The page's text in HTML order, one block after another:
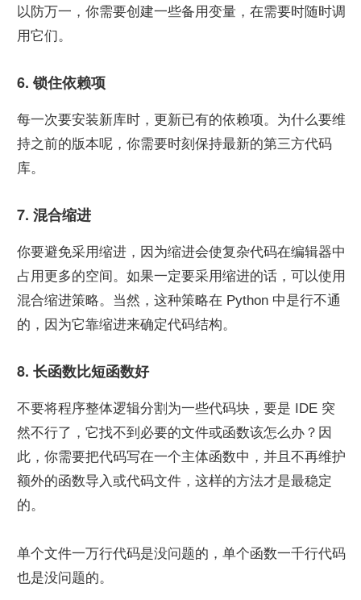
以防万一，你需要创建一些备用变量，在需要时随时调
用它们。
6. 锁住依赖项
每一次要安装新库时，更新已有的依赖项。为什么要维
持之前的版本呢，你需要时刻保持最新的第三方代码
库。
7. 混合缩进
你要避免采用缩进，因为缩进会使复杂代码在编辑器中
占用更多的空间。如果一定要采用缩进的话，可以使用
混合缩进策略。当然，这种策略在 Python 中是行不通
的，因为它靠缩进来确定代码结构。
8. 长函数比短函数好
不要将程序整体逻辑分割为一些代码块，要是 IDE 突
然不行了，它找不到必要的文件或函数该怎么办？因
此，你需要把代码写在一个主体函数中，并且不再维护
额外的函数导入或代码文件，这样的方法才是最稳定
的。
单个文件一万行代码是没问题的，单个函数一千行代码
也是没问题的。